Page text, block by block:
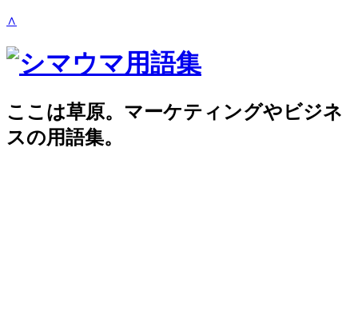
∧
ここは草原。マーケティングやビジネ
スの用語集。